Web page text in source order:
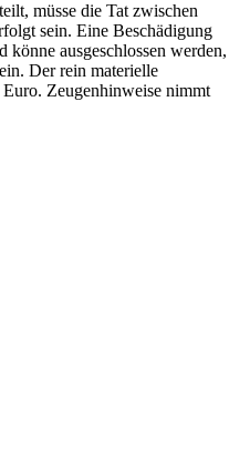
müsse die Tat zwischen
sein. Eine Beschädigung
könne ausgeschlossen werden,
Der rein materielle
Euro. Zeugenhinweise nimmt